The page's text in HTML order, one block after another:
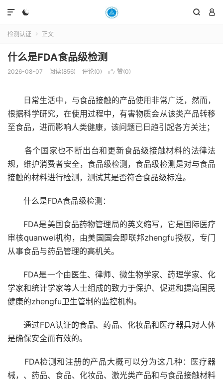
  

检测认证  正文
什么是FDA食品级检测
2026-08-07 阅读(856) 评论(0)  赞(0)
日常生活中，与食品接触的产品使用非常广泛，然而，
根据科学研究，在使用过程中，有害物质会从该类产品转移
至食品，进而影响人类健康，该问题已日趋引起各方关注；
各个国家也不断出台和更新食品级接触材料的法律法
规，维护消费者安全，食品级检测，食品级检测是对与食品
接触的材料进行检测，测试其是否符合食品级标准。
什么是FDA食品级检测：
FDA是美国食品药物管理局的英文缩写，它是国际医疗
审核quanwei机构，由美国国会即联邦zhengfu授权，专门
从事食品与药品管理的高机关。
FDA是一个由医生、律师、微生物学家、药理学家、化
学家和统计学家等人士组成的致力于保护、促进和提高国民
健康的zhengfu卫生管制的监控机构。
通过FDA认证的食品、药品、化妆品和医疗器具对人体
是确保安全而有效的。
FDA检测和注册的产品大概可以分为这几种：医疗器
械，、药品、食品、化妆品、激光类产品和与食品接触材料